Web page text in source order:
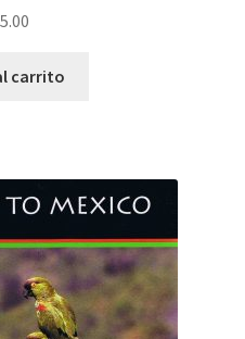
carrito